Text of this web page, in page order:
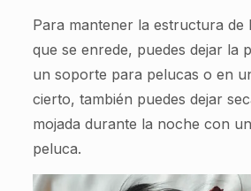
Para mantener la estructura de
que se enrede, puedes dejar la
un soporte para pelucas o en
cierto, también puedes dejar
mojada durante la noche con
peluca.